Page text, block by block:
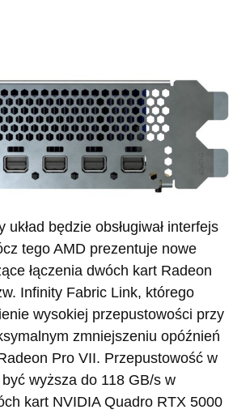
będzie obsługiwał interfejs
tego AMD prezentuje nowe
łączenia dwóch kart Radeon
Infinity Fabric Link, którego
wysokiej przepustowości przy
zmniejszeniu opóźnień
Pro VII. Przepustowość w
wyższa do 118 GB/s w
kart NVIDIA Quadro RTX 5000